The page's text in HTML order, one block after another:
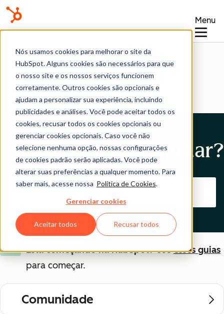
Nós usamos cookies para melhorar o site da
HubSpot. Alguns cookies são necessários para que
o nosso site e os nossos serviços funcionem
corretamente. Outros cookies são opcionais e
ajudam a personalizar sua experiência, incluindo
publicidades e análises. Você pode aceitar todos os
cookies, recusar todos os cookies opcionais ou
gerenciar cookies opcionais. Caso você não
selecione nenhuma opção, nossas configurações
de cookies padrão serão aplicadas. Você pode
alterar suas preferências a qualquer momento. Para
saber mais, acesse nossa Política de Cookies.
Gerenciar cookies
Aceitar todos Recusar todos
Menu
Central de ajuda
Como podemos ajudar?
Novo Está começando na HubSpot?Useesses guias
para começar.
Comunidade